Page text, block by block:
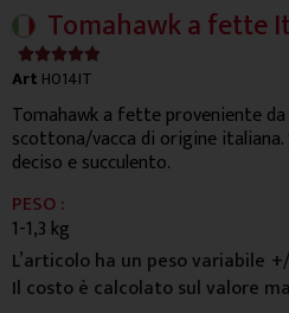
Tomahawk a fette

Art H014IT
Tomahawk a fette proveniente
scottona/vacca di origine
deciso e succulento.
PESO :
1-1,3 kg
L’articolo ha un peso variabile
Il costo è calcolato sul valore